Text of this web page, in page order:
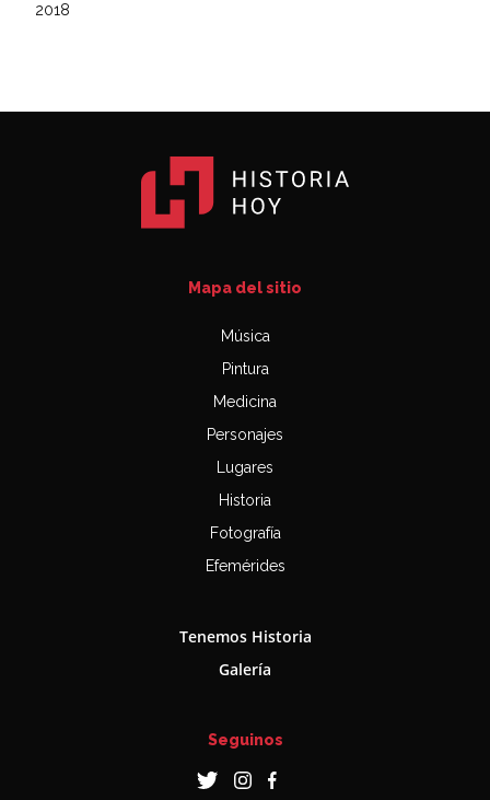
2018
Mapa del sitio
Música
Pintura
Medicina
Personajes
Lugares
Historia
Fotografía
Efemérides
Tenemos Historia
Galería
Seguinos